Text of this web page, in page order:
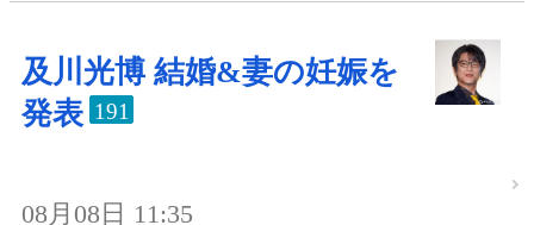
及川光博 結婚&妻の妊娠を
発表 191
08月08日 11:35